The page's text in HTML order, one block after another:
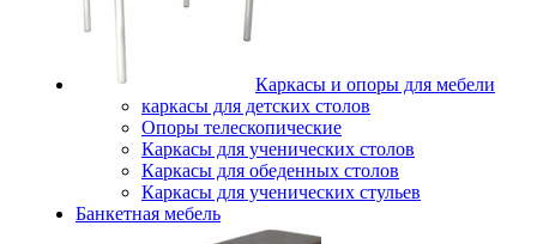
Каркасы и опоры для мебели
каркасы для детских столов
Опоры телескопические
Каркасы для ученических столов
Каркасы для обеденных столов
Каркасы для ученических стульев
Банкетная мебель